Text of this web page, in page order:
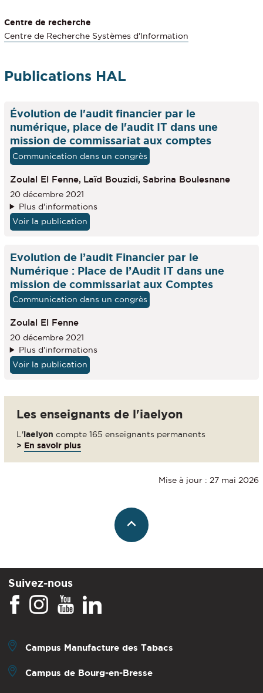
Centre de recherche
Centre de Recherche Systèmes d'Information
Publications HAL
Évolution de l'audit financier par le
numérique, place de l'audit IT dans une
mission de commissariat aux comptes
Communication dans un congrès
Zoulal El Fenne, Laïd Bouzidi, Sabrina Boulesnane
20 décembre 2021
Plus d'informations
Voir la publication
Evolution de l’audit Financier par le
Numérique : Place de l’Audit IT dans une
mission de commissariat aux Comptes
Communication dans un congrès
Zoulal El Fenne
20 décembre 2021
Plus d'informations
Voir la publication
Les enseignants de l'iaelyon
L'iaelyon compte 165 enseignants permanents
> En savoir plus
Mise à jour : 27 mai 2026
Suivez-nous
Campus Manufacture des Tabacs
Campus de Bourg-en-Bresse